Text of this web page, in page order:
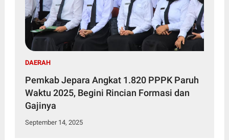
DAERAH
Pemkab Jepara Angkat 1.820 PPPK Paruh
Waktu 2025, Begini Rincian Formasi dan
Gajinya
September 14, 2025